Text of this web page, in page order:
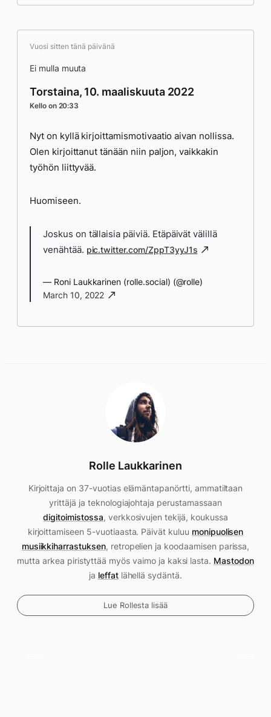
Vuosi sitten tänä päivänä
Ei mulla muuta
Torstaina, 10. maaliskuuta 2022
Kello on 20:33
Nyt on kyllä kirjoittamismotivaatio aivan nollissa.
Olen kirjoittanut tänään niin paljon, vaikkakin
työhön liittyvää.
Huomiseen.
Joskus on tällaisia päiviä. Etäpäivät välillä
venähtää. pic.twitter.com/ZppT3yyJ1s
— Roni Laukkarinen (rolle.social) (@rolle)
March 10, 2022
Rolle Laukkarinen
Kirjoittaja on 37-vuotias elämäntapanörtti, ammatiltaan
yrittäjä ja teknologiajohtaja perustamassaan
digitoimistossa, verkkosivujen tekijä, koukussa
kirjoittamiseen 5-vuotiaasta. Päivät kuluu monipuolisen
musiikkiharrastuksen, retropelien ja koodaamisen parissa,
mutta arkea piristyttää myös vaimo ja kaksi lasta. Mastodon
ja leffatlähellä sydäntä.
Lue Rollesta lisää